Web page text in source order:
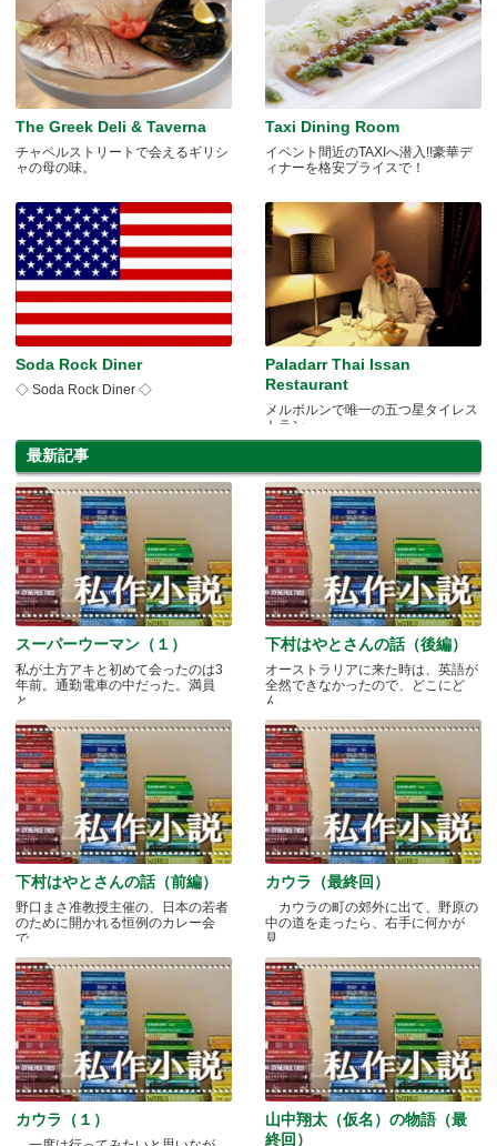
The Greek Deli & Taverna
チャペルストリートで会えるギリシ
ャの母の味。
Taxi Dining Room
イベント間近のTAXIへ潜入!!豪華デ
ィナーを格安プライスで！
Soda Rock Diner
◇ Soda Rock Diner ◇
Paladarr Thai Issan
Restaurant
メルボルンで唯一の五つ星タイレス
トラン
最新記事
スーパーウーマン（１）
私が土方アキと初めて会ったのは3
年前。通勤電車の中だった。満員
と.....
下村はやとさんの話（後編）
オーストラリアに来た時は、英語が
全然できなかったので、どこにど
ん.....
下村はやとさんの話（前編）
野口まさ准教授主催の、日本の若者
のために開かれる恒例のカレー会
で.....
カウラ（最終回）
カウラの町の郊外に出て、野原の
中の道を走ったら、右手に何かが
見.....
カウラ（１）
山中翔太（仮名）の物語（最
終回）